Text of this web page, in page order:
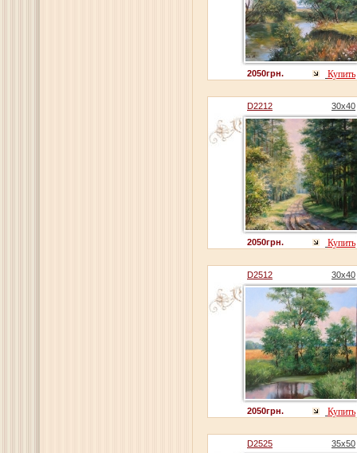
2050грн. Купить
D2212 30x40
2050грн. Купить
D2512 30x40
2050грн. Купить
D2525 35x50